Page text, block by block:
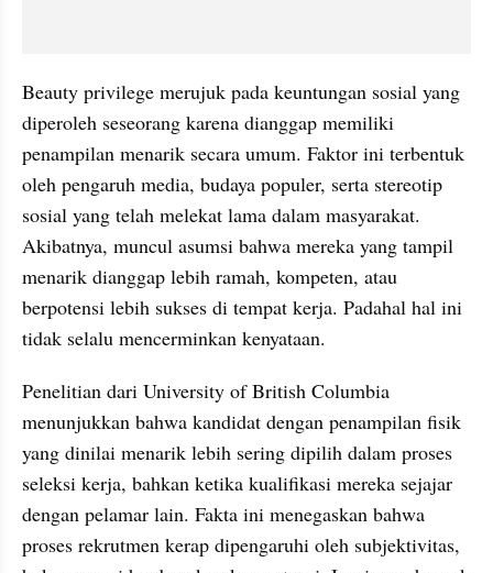
Beauty privilege merujuk pada keuntungan sosial yang
diperoleh seseorang karena dianggap memiliki
penampilan menarik secara umum. Faktor ini terbentuk
oleh pengaruh media, budaya populer, serta stereotip
sosial yang telah melekat lama dalam masyarakat.
Akibatnya, muncul asumsi bahwa mereka yang tampil
menarik dianggap lebih ramah, kompeten, atau
berpotensi lebih sukses di tempat kerja. Padahal hal ini
tidak selalu mencerminkan kenyataan.
Penelitian dari University of British Columbia
menunjukkan bahwa kandidat dengan penampilan fisik
yang dinilai menarik lebih sering dipilih dalam proses
seleksi kerja, bahkan ketika kualifikasi mereka sejajar
dengan pelamar lain. Fakta ini menegaskan bahwa
proses rekrutmen kerap dipengaruhi oleh subjektivitas,